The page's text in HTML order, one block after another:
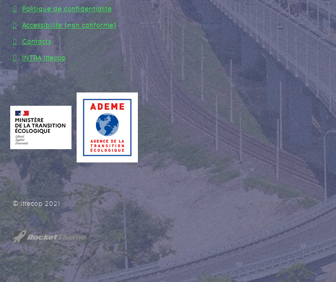
Politique de confidentialité
Accessibilité (non conforme)
Contacts
INTRA Ittecop
© Ittecop 2021